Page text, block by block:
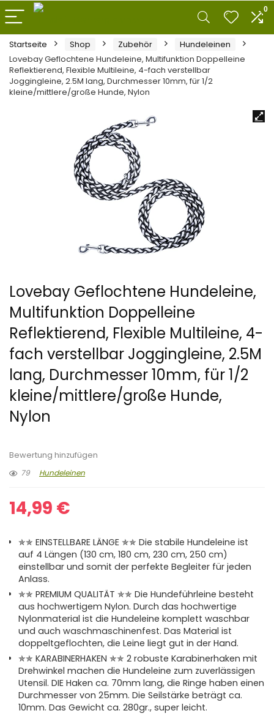
0
Startseite Shop Zubehör
Hundeleinen
Lovebay Geflochtene Hundeleine, Multifunktion Doppelleine
Reflektierend, Flexible Multileine, 4-fach verstellbar
Joggingleine, 2.5M lang, Durchmesser 10mm, für 1/2
kleine/mittlere/große Hunde, Nylon
Lovebay Geflochtene Hundeleine,
Multifunktion Doppelleine
Reflektierend, Flexible Multileine, 4-
fach verstellbar Joggingleine, 2.5M
lang, Durchmesser 10mm, für 1/2
kleine/mittlere/große Hunde,
Nylon
Bewertung hinzufügen
79
Hundeleinen
14,99 €
✯✯ EINSTELLBARE LÄNGE ✯✯ Die stabile Hundeleine ist
auf 4 Längen (130 cm, 180 cm, 230 cm, 250 cm)
einstellbar und somit der perfekte Begleiter für jeden
Anlass.
✯✯ PREMIUM QUALITÄT ✯✯ Die Hundeführleine besteht
aus hochwertigem Nylon. Durch das hochwertige
Nylonmaterial ist die Hundeleine komplett waschbar
und auch waschmaschinenfest. Das Material ist
doppeltgeflochten, die Leine liegt gut in der Hand.
✯✯ KARABINERHAKEN ✯✯ 2 robuste Karabinerhaken mit
Drehwinkel machen die Hundeleine zum zuverlässigen
Utensil. DIE Haken ca. 70mm lang, die Ringe haben einen
Durchmesser von 25mm. Die Seilstärke beträgt ca.
10mm. Das Gewicht ca. 280gr., super leicht.